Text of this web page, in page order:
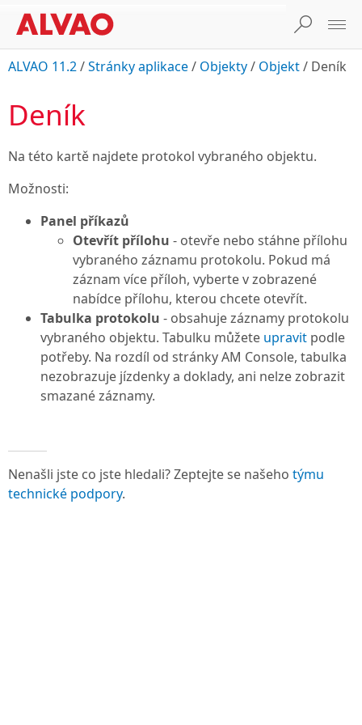
ALVAO 11.2/Stránky aplikace/ Objekty/ Objekt/ Deník
Deník
Na této kartě najdete protokol vybraného objektu.
Možnosti:
Panel příkazů
Otevřít přílohu - otevře nebo stáhne přílohu
vybraného záznamu protokolu. Pokud má
záznam více příloh, vyberte v zobrazené
nabídce přílohu, kterou chcete otevřít.
Tabulka protokolu - obsahuje záznamy protokolu
vybraného objektu. Tabulku můžete upravit podle
potřeby. Na rozdíl od stránkyAM Console, tabulka
nezobrazuje jízdenky a doklady, ani nelze zobrazit
smazané záznamy.
Nenašli jste co jste hledali? Zeptejte se našeho týmu
technické podpory.